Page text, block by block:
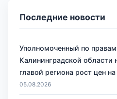
Последние новости
Уполномоченный по
Калининградской области
главой региона рост цен
05.08.2026